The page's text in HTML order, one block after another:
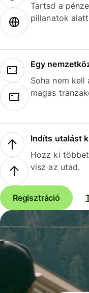
Tartsd a
pillanatok
Egy
Soha nem
magas
Indíts utalást
Hozz ki
visz az utad.
Regisztráció